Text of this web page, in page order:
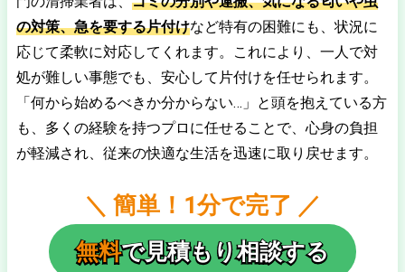
の対策、急を要する片付けなど特有の困難にも、状況に
応じて柔軟に対応してくれます。これにより、一人で対
処が難しい事態でも、安心して片付けを任せられます。
「何から始めるべきか分からない…」と頭を抱えている方
も、多くの経験を持つプロに任せることで、心身の負担
が軽減され、従来の快適な生活を迅速に取り戻せます。
＼ 簡単！1分で完了 ／
無料で見積もり相談する